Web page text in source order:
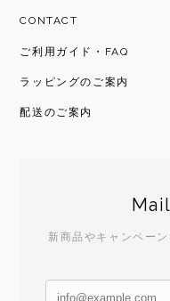
CONTACT
ご利用ガイド・FAQ
ラッピングのご案内
配送のご案内
新商品やキャンペー